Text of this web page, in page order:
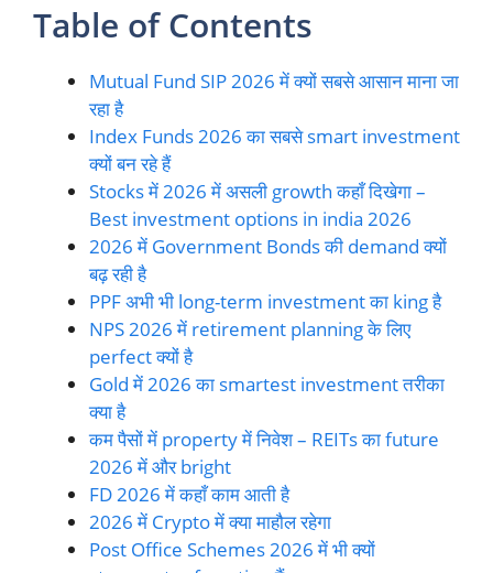
Table of Contents
Mutual Fund SIP 2026 में क्यों सबसे आसान माना जा
रहा है
Index Funds 2026 का सबसे smart investment
क्यों बन रहे हैं
Stocks में 2026 में असली growth कहाँ दिखेगा –
Best investment options in india 2026
2026 में Government Bonds की demand क्यों
बढ़ रही है
PPF अभी भी long-term investment का king है
NPS 2026 में retirement planning के लिए
perfect क्यों है
Gold में 2026 का smartest investment तरीका
क्या है
कम पैसों में property में निवेश – REITs का future
2026 में और bright
FD 2026 में कहाँ काम आती है
2026 में Crypto में क्या माहौल रहेगा
Post Office Schemes 2026 में भी क्यों